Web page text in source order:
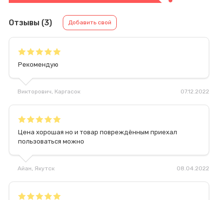
Отзывы (3) Добавить свой
Рекомендую
Викторович, Каргасок 07.12.2022
Цена хорошая но и товар повреждённым приехал
пользоваться можно
Айан, Якутск 08.04.2022